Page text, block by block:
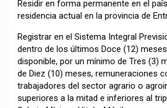
Residir en forma permanente en el
residencia actual en la provincia de
Registrar en el Sistema Integral
dentro de los últimos Doce (12)
disponible, por un mínimo de Tres (3)
de Diez (10) meses, remuneraciones
trabajadores del sector agrario o
superiores a la mitad e inferiores al